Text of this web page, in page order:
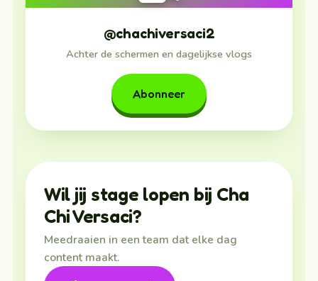
@chachiversaci2
Achter de schermen en dagelijkse vlogs
Abonneer
Wil jij stage lopen bij Cha
Chi Versaci?
Meedraaien in een team dat elke dag
content maakt.